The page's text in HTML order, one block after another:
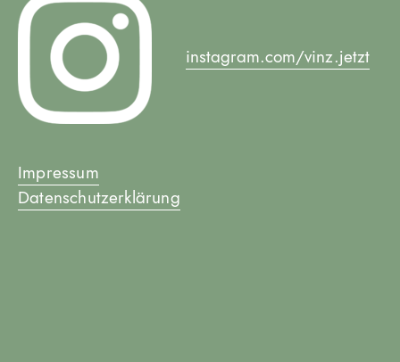
instagram.com/vinz.jetzt
Impressum
Datenschutzerklärung